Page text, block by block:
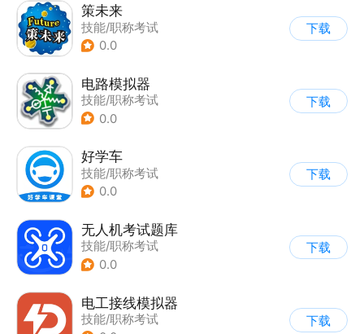
策未来
技能/职称考试
0.0
下载
电路模拟器
技能/职称考试
0.0
下载
好学车
技能/职称考试
0.0
下载
无人机考试题库
技能/职称考试
0.0
下载
电工接线模拟器
技能/职称考试
下载